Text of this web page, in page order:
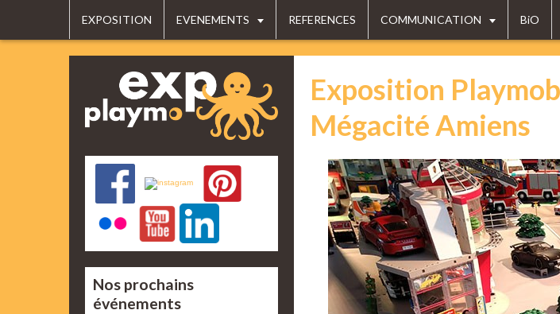
EXPOSITION EVENEMENTS REFERENCES COMMUNICATION BiO
Exposition
Mégacité Amiens
Nos prochains
événements